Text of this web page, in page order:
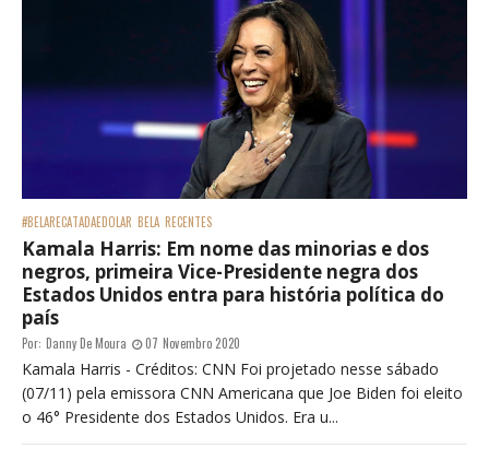
#BELARECATADAEDOLAR BELA RECENTES
Kamala Harris: Em nome das minorias e dos
negros, primeira Vice-Presidente negra dos
Estados Unidos entra para história política do
país
Por: Danny De Moura 07 Novembro 2020
Kamala Harris - Créditos: CNN Foi projetado nesse sábado
(07/11) pela emissora CNN Americana que Joe Biden foi eleito
o 46° Presidente dos Estados Unidos. Era u...